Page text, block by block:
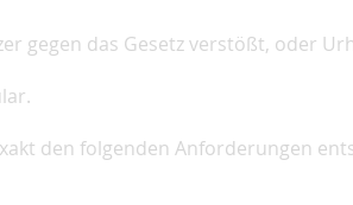
gegen das Gesetz verstößt, oder
den folgenden Anforderungen